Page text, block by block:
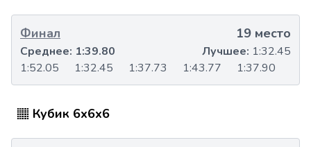
Финал 19 место
1:52.05 1:32.45 1:37.73 1:43.77 1:37.90
Среднее: 1:39.80 Лучшее: 1:32.45
Кубик 6x6x6